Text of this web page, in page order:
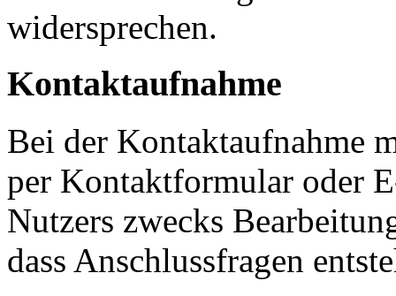
widersprechen.
Kontaktaufnahme
Bei der Kontaktaufnahme
per Kontaktformular oder
Nutzers zwecks
dass Anschlussfragen